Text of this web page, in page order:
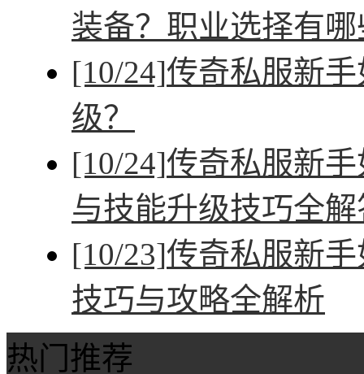
装备？职业选择有
[10/24]传奇私服新
级？
[10/24]传奇私服新
与技能升级技巧全解
[10/23]传奇私服新
技巧与攻略全解析
热门推荐